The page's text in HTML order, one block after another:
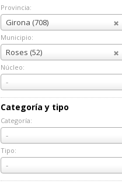
Provincia:
Girona (708)
Provincia:
Municipio:
Roses (52)
Municipio:
Núcleo:
-
Núcleo:
Categoría y tipo
Categoría:
-
Categoría:
Tipo:
-
Tipo: